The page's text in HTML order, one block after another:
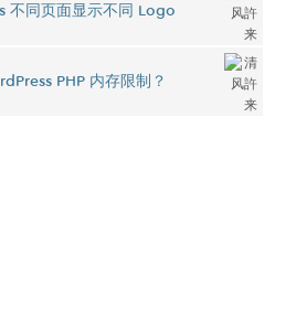
不同页面显示不同 Logo
PHP 内存限制？